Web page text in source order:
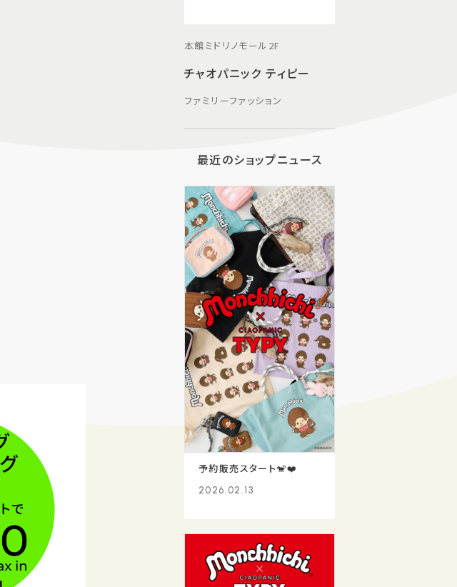
本館ミドリノモール2F
チャオパニック ティピー
ファミリーファッション
最近のショップニュース
予約販売スタート🐒❤️
2026.02.13